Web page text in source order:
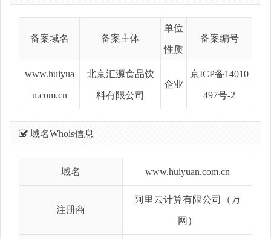
备案域名 备案主体
单位
性质
备案编号
www.huiyua
n.com.cn
北京汇源食品饮
料有限公司
企业
京ICP备14010
497号-2
域名Whois信息
域名 www.huiyuan.com.cn
注册商
阿里云计算有限公司（万
网）